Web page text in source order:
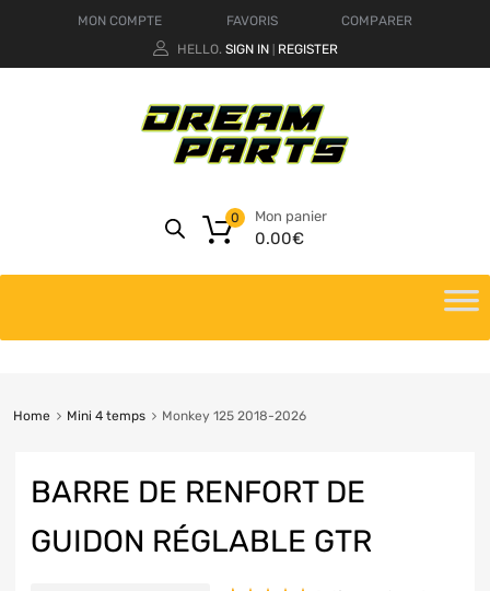
MON COMPTE FAVORIS
COMPARER
HELLO. SIGN IN REGISTER
Mon panier
0.00€
0
Home Mini 4 temps Monkey 125 2018-2026
BARRE DE RENFORT DE
GUIDON RÉGLABLE GTR